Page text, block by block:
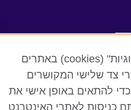
YouTube
Flickr
אנו משתמשים בקבצי "עוגיות" (cookies) באתרים
צד שלישי המקושרים
להתאים באופן אישי את
כניסות לאתרי האינטרנט